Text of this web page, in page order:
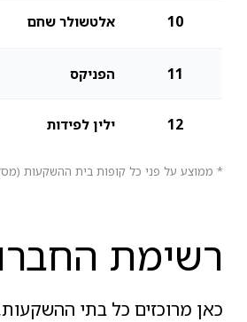
10 אלטשולר שחם
11 הפניקס
12 ילין לפידות
* ממוצע על פני כל קופות בית ההשקעות
רשימת
כאן מרוכזים כל בתי